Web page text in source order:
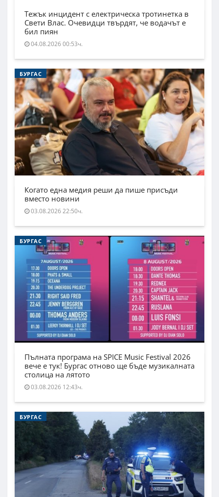
Тежък инцидент с електрическа тротинетка в
Свети Влас. Очевидци твърдят, че водачът е
бил пиян
04.08.2026 00:53ч.
БУРГАС
Когато една медия реши да пише присъди
вместо новини
03.08.2026 22:50ч.
БУРГАС
Пълната програма на SPICE Music Festival 2026
вече е тук! Бургас отново ще бъде музикалната
столица на лятото
03.08.2026 12:43ч.
БУРГАС